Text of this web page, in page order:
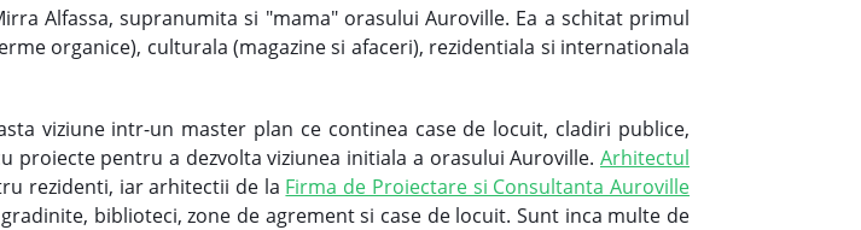
Alfassa, supranumita si "mama" orasului Auroville. Ea a schitat primul
organice), culturala (magazine si afaceri), rezidentiala si internationala
viziune intr-un master plan ce continea case de locuit, cladiri publice,
pentru a dezvolta viziunea initiala a orasului Auroville. Arhitectul
rezidenti, iar arhitectii de la Firma de Proiectare si Consultanta Auroville
biblioteci, zone de agrement si case de locuit. Sunt inca multe de